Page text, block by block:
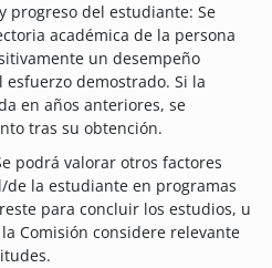
progreso del estudiante: Se
académica de la persona
un desempeño
esfuerzo demostrado. Si la
en años anteriores, se
tras su obtención.
podrá valorar otros factores
la estudiante en programas
para concluir los estudios, u
Comisión considere relevante